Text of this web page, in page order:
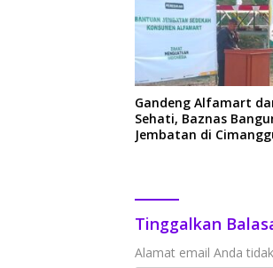
Gandeng Alfamart
Sehati, Baznas
Jembatan di
Tinggalkan
Alamat email Anda